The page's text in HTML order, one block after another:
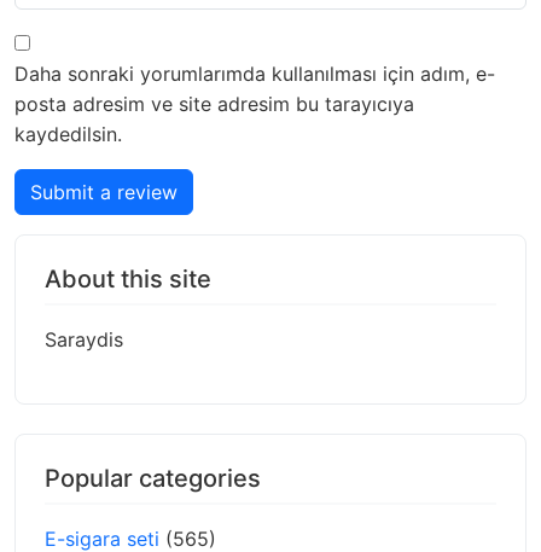
Daha sonraki yorumlarımda kullanılması için adım, e-
posta adresim ve site adresim bu tarayıcıya
kaydedilsin.
Submit a review
About this site
Saraydis
Popular categories
E-sigara seti (565)